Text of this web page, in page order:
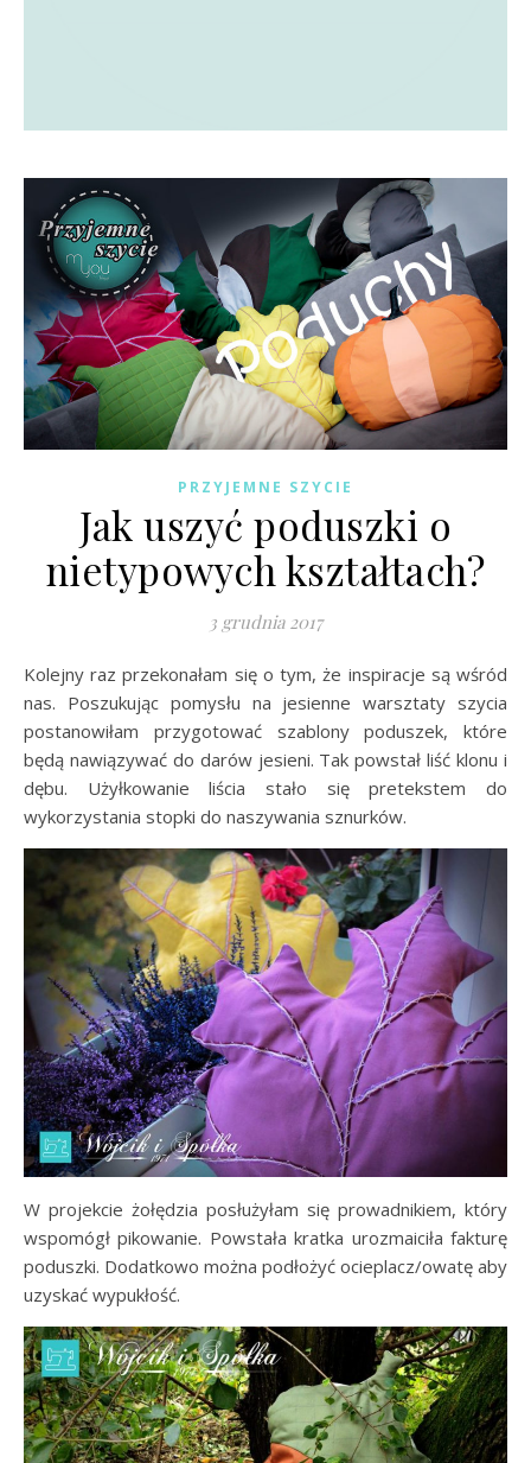
PRZYJEMNE SZYCIE
Jak uszyć poduszki o
nietypowych kształtach?
3 grudnia 2017
Kolejny raz przekonałam się o tym, że inspiracje są wśród
nas. Poszukując pomysłu na jesienne warsztaty szycia
postanowiłam przygotować szablony poduszek, które
będą nawiązywać do darów jesieni. Tak powstał liść klonu i
dębu. Użyłkowanie liścia stało się pretekstem do
wykorzystania stopki do naszywania sznurków.
W projekcie żołędzia posłużyłam się prowadnikiem, który
wspomógł pikowanie. Powstała kratka urozmaiciła fakturę
poduszki. Dodatkowo można podłożyć ocieplacz/owatę aby
uzyskać wypukłość.